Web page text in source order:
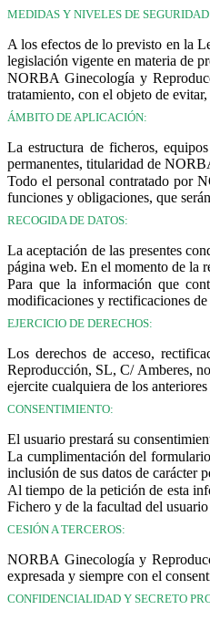
MEDIDAS Y NIVELES DE
A los efectos de lo previsto en la
legislación vigente en materia de
NORBA Ginecología y
tratamiento, con el objeto de
ÁMBITO DE APLICACIÓN:
La estructura de ficheros,
permanentes, titularidad de
Todo el personal contratado por
funciones y obligaciones, que
RECOGIDA DE DATOS:
La aceptación de las presentes
página web. En el momento de la
Para que la información que
modificaciones y rectificaciones de
EJERCICIO DE DERECHOS:
Los derechos de acceso,
Reproducción, SL, C/ Amberes,
ejercite cualquiera de los anteriores
CONSENTIMIENTO:
El usuario prestará su
La cumplimentación del
inclusión de sus datos de
Al tiempo de la petición de esta
Fichero y de la facultad del
CESIÓN A TERCEROS:
NORBA Ginecología y
expresada y siempre con el
CONFIDENCIALIDAD Y SECRETO